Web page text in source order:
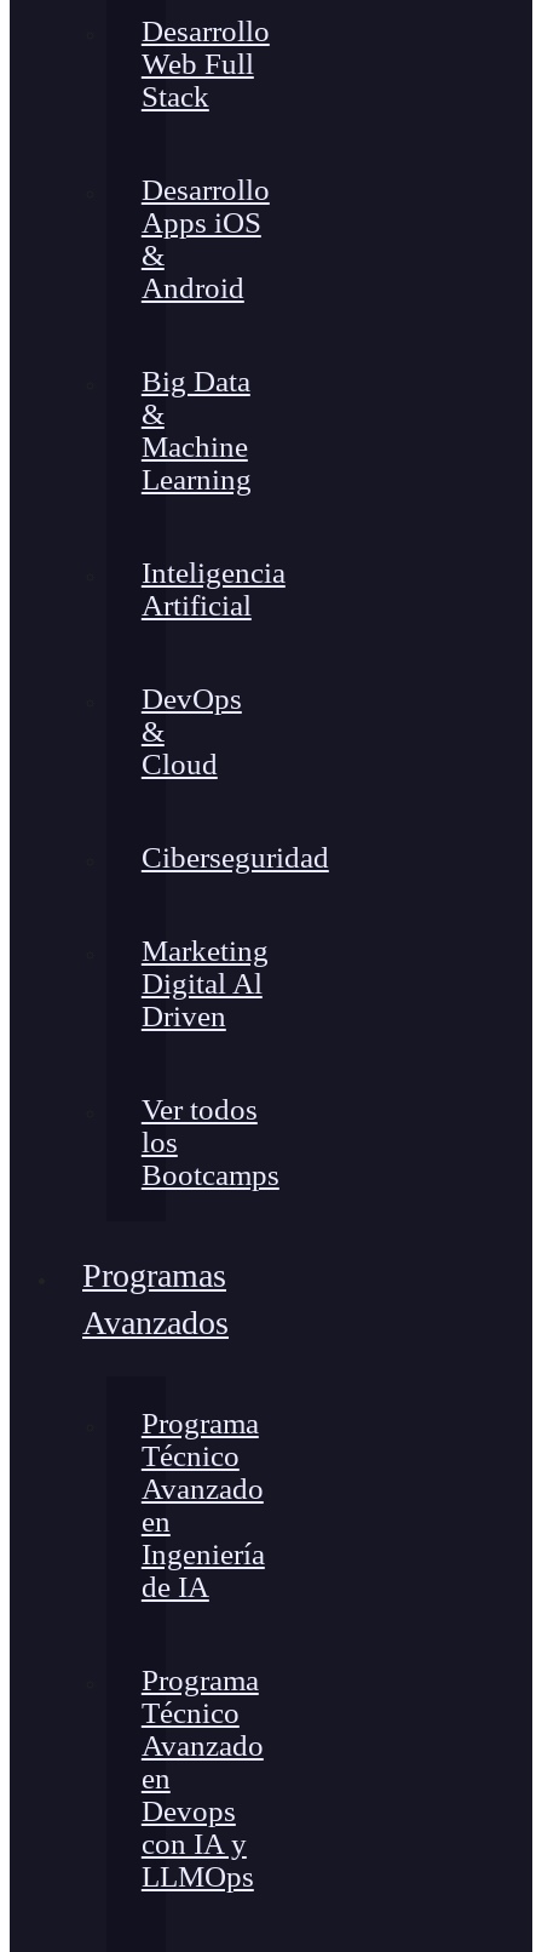
Desarrollo
Web Full
Stack
Desarrollo
Apps iOS
&
Android
Big Data
&
Machine
Learning
Inteligencia
Artificial
DevOps
&
Cloud
Ciberseguridad
Marketing
Digital Al
Driven
Ver todos
los
Bootcamps
Programas
Avanzados
Programa
Técnico
Avanzado
en
Ingeniería
de IA
Programa
Técnico
Avanzado
en
Devops
con IA y
LLMOps